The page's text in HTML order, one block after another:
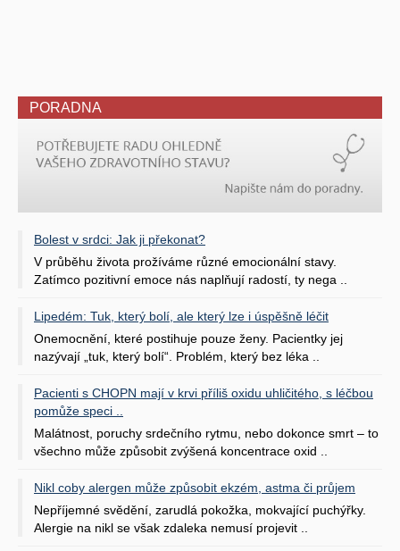
PORADNA
Bolest v srdci: Jak ji překonat?
V průběhu života prožíváme různé emocionální stavy.
Zatímco pozitivní emoce nás naplňují radostí, ty nega ..
Lipedém: Tuk, který bolí, ale který lze i úspěšně léčit
Onemocnění, které postihuje pouze ženy. Pacientky jej
nazývají „tuk, který bolí“. Problém, který bez léka ..
Pacienti s CHOPN mají v krvi příliš oxidu uhličitého, s léčbou
pomůže speci ..
Malátnost, poruchy srdečního rytmu, nebo dokonce smrt – to
všechno může způsobit zvýšená koncentrace oxid ..
Nikl coby alergen může způsobit ekzém, astma či průjem
Nepříjemné svědění, zarudlá pokožka, mokvající puchýřky.
Alergie na nikl se však zdaleka nemusí projevit ..